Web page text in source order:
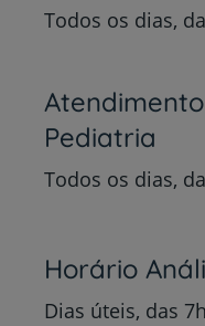
Todos os dias,
Pediatria
Todos os dias,
Horário
Dias úteis, das